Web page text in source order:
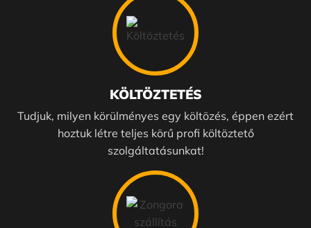
KÖLTÖZTETÉS
Tudjuk, milyen körülményes egy költözés, éppen ezért
hoztuk létre teljes körű profi költöztető
szolgáltatásunkat!